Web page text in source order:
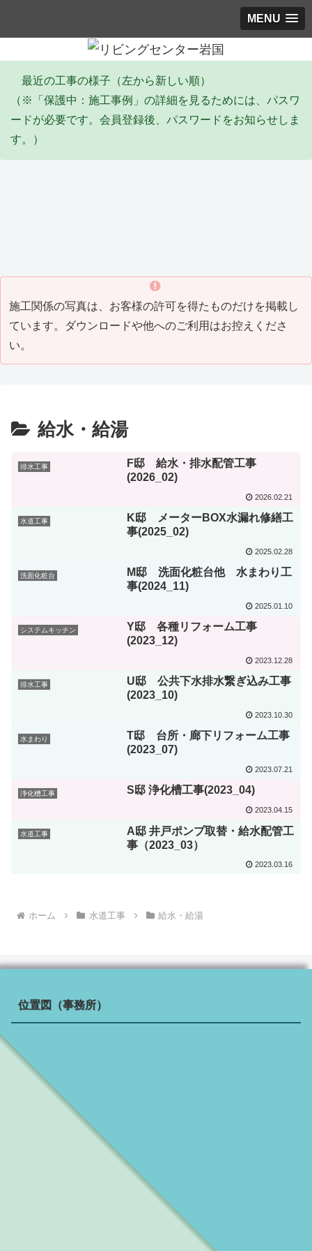
MENU
最近の工事の様子（左から新しい順）
（※「保護中：施工事例」の詳細を見るためには、パスワ
ードが必要です。会員登録後、パスワードをお知らせしま
す。）
施工関係の写真は、お客様の許可を得たものだけを掲載し
ています。ダウンロードや他へのご利用はお控えくださ
い。
給水・給湯
排水工事
F邸 給水・排水配管工事
(2026_02)
2026.02.21
水道工事
K邸 メーターBOX水漏れ修繕工
事(2025_02)
2025.02.28
洗面化粧台
M邸 洗面化粧台他 水まわり工
事(2024_11)
2025.01.10
システムキッチン
Y邸 各種リフォーム工事
(2023_12)
2023.12.28
排水工事
U邸 公共下水排水繋ぎ込み工事
(2023_10)
2023.10.30
水まわり
T邸 台所・廊下リフォーム工事
(2023_07)
2023.07.21
浄化槽工事 S邸 浄化槽工事(2023_04)
2023.04.15
水道工事
A邸 井戸ポンプ取替・給水配管工
事（2023_03）
2023.03.16
ホーム 水道工事 給水・給湯
位置図（事務所）